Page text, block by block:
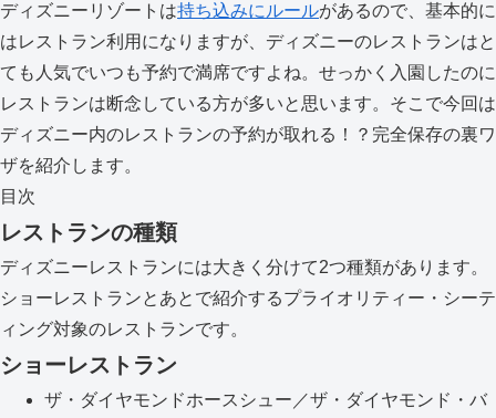
ディズニーリゾートは持ち込みにルールがあるので、基本的に
はレストラン利用になりますが、ディズニーのレストランはと
ても人気でいつも予約で満席ですよね。せっかく入園したのに
レストランは断念している方が多いと思います。そこで今回は
ディズニー内のレストランの予約が取れる！？完全保存の裏ワ
ザを紹介します。
目次
レストランの種類
ディズニーレストランには大きく分けて2つ種類があります。
ショーレストランとあとで紹介するプライオリティー・シーテ
ィング対象のレストランです。
ショーレストラン
ザ・ダイヤモンドホースシュー／ザ・ダイヤモンド・バ